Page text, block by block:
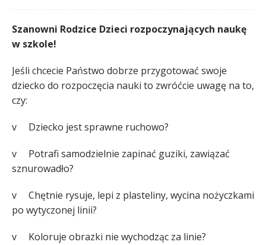
Szanowni Rodzice Dzieci rozpoczynających naukę
w szkole!
Jeśli chcecie Państwo dobrze przygotować swoje
dziecko do rozpoczęcia nauki to zwróćcie uwagę na to,
czy:
v Dziecko jest sprawne ruchowo?
v Potrafi samodzielnie zapinać guziki, zawiązać
sznurowadło?
v Chętnie rysuje, lepi z plasteliny, wycina nożyczkami
po wytyczonej linii?
v Koloruje obrazki nie wychodząc za linie?